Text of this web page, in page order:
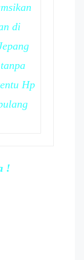
di
Hp
!